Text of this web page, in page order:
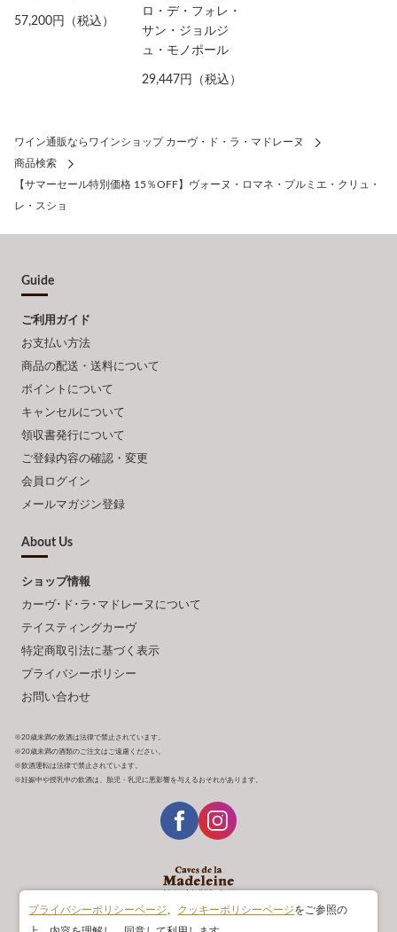
57,200円（税込）
ロ・デ・フォレ・
サン・ジョルジ
ュ・モノポール
29,447円（税込）
ワイン通販ならワインショップ カーヴ・ド・ラ・マドレーヌ
商品検索
【サマーセール特別価格 15％OFF】ヴォーヌ・ロマネ・プルミエ・クリュ・
レ・スショ
Guide
ご利用ガイド
お支払い方法
商品の配送・送料について
ポイントについて
キャンセルについて
領収書発行について
ご登録内容の確認・変更
会員ログイン
メールマガジン登録
About Us
ショップ情報
カーヴ･ド･ラ･マドレーヌについて
テイスティングカーヴ
特定商取引法に基づく表示
プライバシーポリシー
お問い合わせ
※20歳未満の飲酒は法律で禁止されています。
※20歳未満の酒類のご注文はご遠慮ください。
※飲酒運転は法律で禁止されています。
※妊娠中や授乳中の飲酒は、胎児・乳児に悪影響を与えるおそれがあります。
プライバシーポリシーページ クッキーポリシーページをご参照の